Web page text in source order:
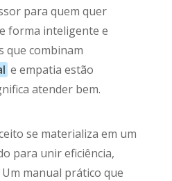
para quem quer
forma inteligente e
que combinam
e empatia estão
atender bem.
se materializa em um
para unir eficiência,
manual prático que